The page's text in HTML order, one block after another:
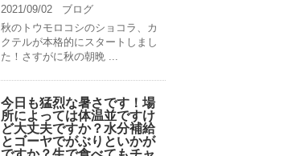
2021/09/02
ブログ
秋のトウモロコシのショコラ、カ
クテルが本格的にスタートしまし
た！さすがに秋の朝晩 ...
今日も猛烈な暑さです！場
所によっては体温並ですけ
ど大丈夫ですか？水分補給
とゴーヤでがぶりといかが